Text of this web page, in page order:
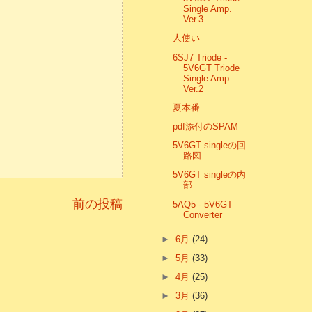
前の投稿
Single Amp.
Ver.3
人使い
6SJ7 Triode -
5V6GT Triode
Single Amp.
Ver.2
夏本番
pdf添付のSPAM
5V6GT singleの回
路図
5V6GT singleの内
部
5AQ5 - 5V6GT
Converter
►6月(24)
►5月(33)
►4月(25)
►3月(36)